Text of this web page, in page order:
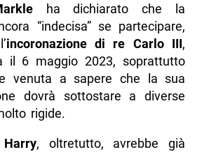
ha dichiarato che la
“indecisa” se partecipare,
incoronazione di re Carlo III,
il 6 maggio 2023, soprattutto
venuta a sapere che la sua
dovrà sottostare a diverse
rigide.
, oltretutto, avrebbe già